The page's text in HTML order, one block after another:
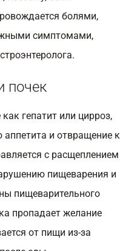
болями,
симптомами,
почек
гепатит или цирроз,
и отвращение к
с расщеплением
пищеварения и
пищеварительного
пропадает желание
от пищи из-за